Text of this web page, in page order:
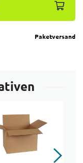
Paketversand